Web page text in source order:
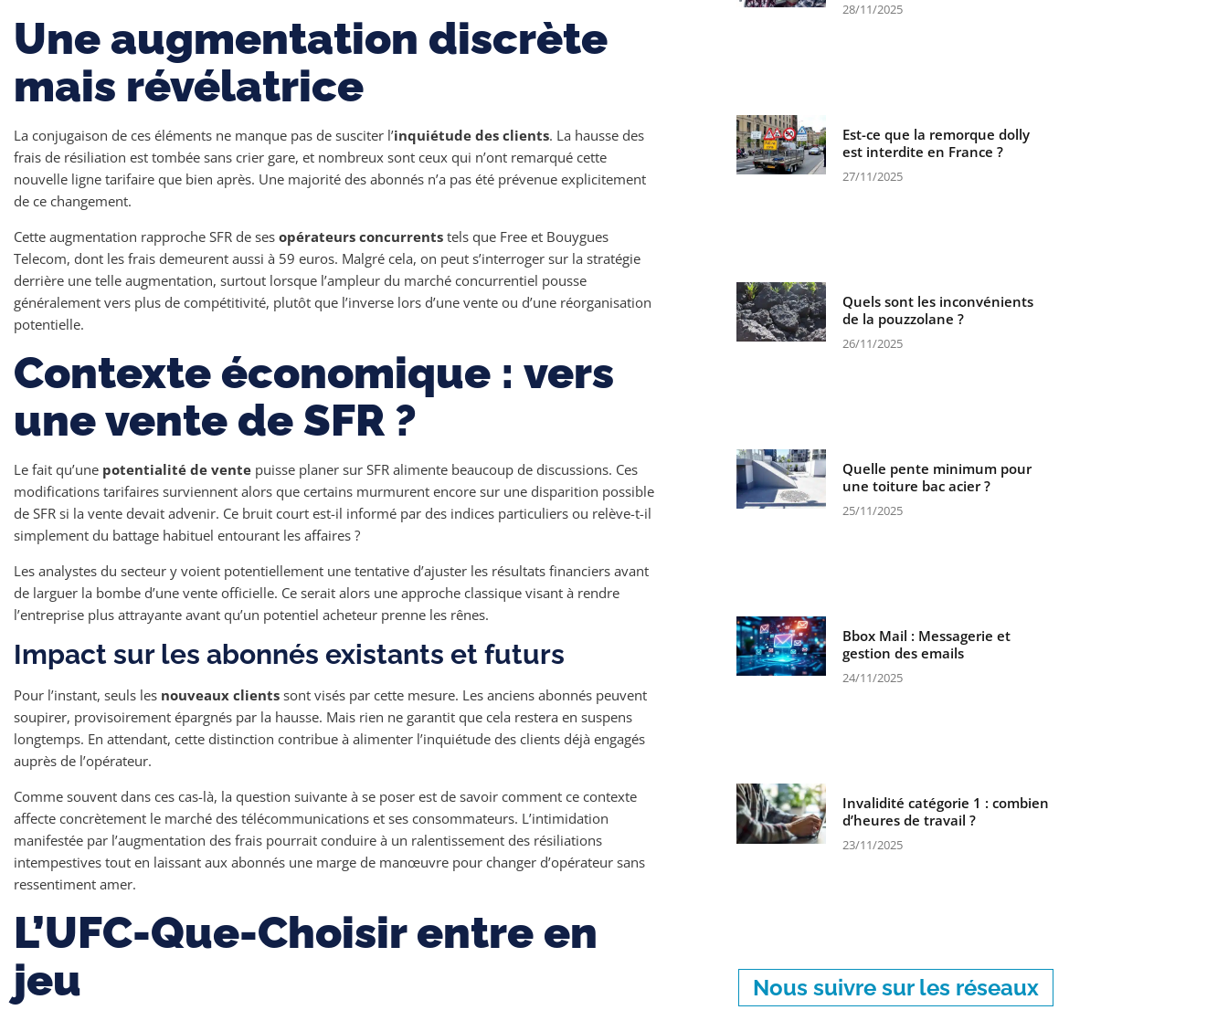
Une augmentation discrète
mais révélatrice
La conjugaison de ces éléments ne manque pas de susciter l’inquiétude des clients. La hausse des
frais de résiliation est tombée sans crier gare, et nombreux sont ceux qui n’ont remarqué cette
nouvelle ligne tarifaire que bien après. Une majorité des abonnés n’a pas été prévenue explicitement
de ce changement.
Cette augmentation rapproche SFR de ses opérateurs concurrents tels que Free et Bouygues
Telecom, dont les frais demeurent aussi à 59 euros. Malgré cela, on peut s’interroger sur la stratégie
derrière une telle augmentation, surtout lorsque l’ampleur du marché concurrentiel pousse
généralement vers plus de compétitivité, plutôt que l’inverse lors d’une vente ou d’une réorganisation
potentielle.
Contexte économique : vers
une vente de SFR ?
Le fait qu’une potentialité de vente puisse planer sur SFR alimente beaucoup de discussions. Ces
modifications tarifaires surviennent alors que certains murmurent encore sur une disparition possible
de SFR si la vente devait advenir. Ce bruit court est-il informé par des indices particuliers ou relève-t-il
simplement du battage habituel entourant les affaires ?
Les analystes du secteur y voient potentiellement une tentative d’ajuster les résultats financiers avant
de larguer la bombe d’une vente officielle. Ce serait alors une approche classique visant à rendre
l’entreprise plus attrayante avant qu’un potentiel acheteur prenne les rênes.
Impact sur les abonnés existants et futurs
Pour l’instant, seuls les nouveaux clients sont visés par cette mesure. Les anciens abonnés peuvent
soupirer, provisoirement épargnés par la hausse. Mais rien ne garantit que cela restera en suspens
longtemps. En attendant, cette distinction contribue à alimenter l’inquiétude des clients déjà engagés
auprès de l’opérateur.
Comme souvent dans ces cas-là, la question suivante à se poser est de savoir comment ce contexte
affecte concrètement le marché des télécommunications et ses consommateurs. L’intimidation
manifestée par l’augmentation des frais pourrait conduire à un ralentissement des résiliations
intempestives tout en laissant aux abonnés une marge de manœuvre pour changer d’opérateur sans
ressentiment amer.
L’UFC-Que-Choisir entre en
jeu
28/11/2025
Est-ce que la remorque dolly
est interdite en France ?
27/11/2025
Quels sont les inconvénients
de la pouzzolane ?
26/11/2025
Quelle pente minimum pour
une toiture bac acier ?
25/11/2025
Bbox Mail : Messagerie et
gestion des emails
24/11/2025
Invalidité catégorie 1 : combien
d’heures de travail ?
23/11/2025
Nous suivre sur les réseaux